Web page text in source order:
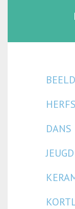
DANS
JEUGD